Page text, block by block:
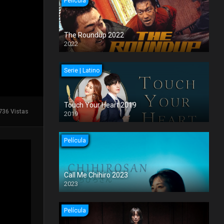
Vistas
The Roundup 2022
2022
Serie | Latino
Touch Your Heart 2019
2019
Película
Call Me Chihiro 2023
2023
Película